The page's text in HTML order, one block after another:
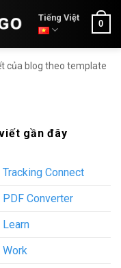
Tiếng Việt
0
của blog theo template
gần đây
Tracking Connect
PDF Converter
Learn
Work